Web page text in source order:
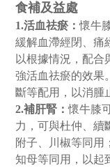
食補及益處
1.活血祛瘀：懷牛
緩解血滯經閉、痛
以根據情況，配合
強活血祛瘀的效果
斷等配用，以消腫
2.補肝腎：懷牛膝
力，可與杜仲、續
附子、川椒等同用
知母等同用，以起